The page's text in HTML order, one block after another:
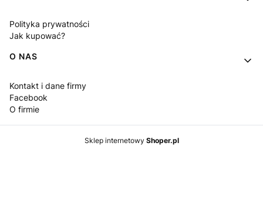
Polityka prywatności
Jak kupować?
O NAS
Kontakt i dane firmy
Facebook
O firmie
Sklep internetowy Shoper.pl